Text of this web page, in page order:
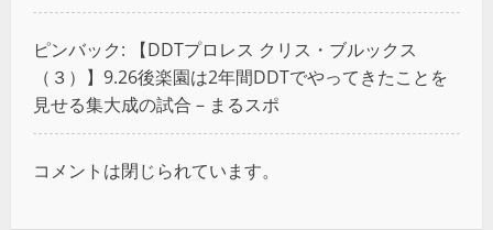
ピンバック:
【DDTプロレス クリス・ブルックス
（３）】9.26後楽園は2年間DDTでやってきたことを
見せる集大成の試合 – まるスポ
コメントは閉じられています。